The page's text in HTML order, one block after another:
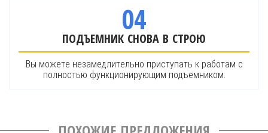
04
ПОДЪЕМНИК СНОВА В СТРОЮ
Вы можете незамедлительно приступать к работам с
полностью функционирующим подъемником.